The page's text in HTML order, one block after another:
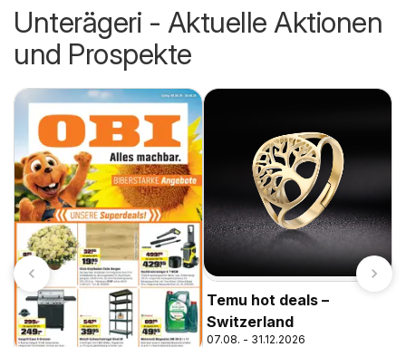
Unterägeri - Aktuelle Aktionen
und Prospekte
Temu hot deals –
Switzerland
07.08. - 31.12.2026